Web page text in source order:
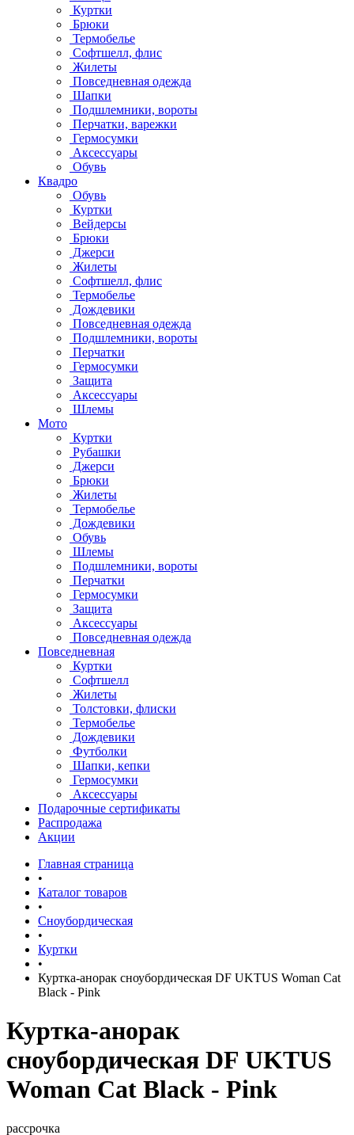
Куртки
Брюки
Термобелье
Софтшелл, флис
Жилеты
Повседневная одежда
Шапки
Подшлемники, вороты
Перчатки, варежки
Гермосумки
Аксессуары
Обувь
Квадро
Обувь
Куртки
Вейдерсы
Брюки
Джерси
Жилеты
Софтшелл, флис
Термобелье
Дождевики
Повседневная одежда
Подшлемники, вороты
Перчатки
Гермосумки
Защита
Аксессуары
Шлемы
Мото
Куртки
Рубашки
Джерси
Брюки
Жилеты
Термобелье
Дождевики
Обувь
Шлемы
Подшлемники, вороты
Перчатки
Гермосумки
Защита
Аксессуары
Повседневная одежда
Повседневная
Куртки
Софтшелл
Жилеты
Толстовки, флиски
Термобелье
Дождевики
Футболки
Шапки, кепки
Гермосумки
Аксессуары
Подарочные сертификаты
Распродажа
Акции
Главная страница
•
Каталог товаров
•
Сноубордическая
•
Куртки
•
Куртка-анорак сноубордическая DF UKTUS Woman Cat
Black - Pink
Куртка-анорак
сноубордическая DF UKTUS
Woman Cat Black - Pink
рассрочка